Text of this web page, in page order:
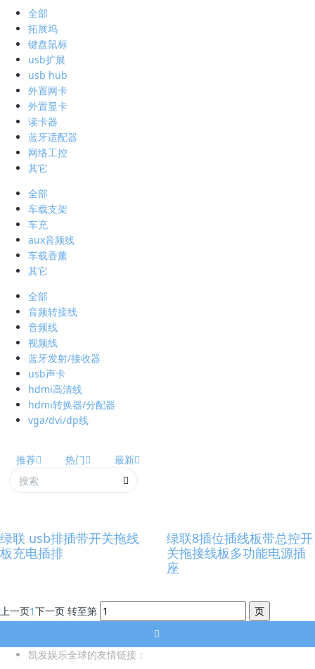
全部
拓展坞
键盘鼠标
usb扩展
usb hub
外置网卡
外置显卡
读卡器
蓝牙适配器
网络工控
其它
全部
车载支架
车充
aux音频线
车载香薰
其它
全部
音频转接线
音频线
视频线
蓝牙发射/接收器
usb声卡
hdmi高清线
hdmi转换器/分配器
vga/dvi/dp线
推荐 热门 最新
绿联 usb排插带开关拖线
板充电插排
绿联8插位插线板带总控开
关拖接线板多功能电源插
座
上一页1下一页 转至第
凯发娱乐全球的友情链接：